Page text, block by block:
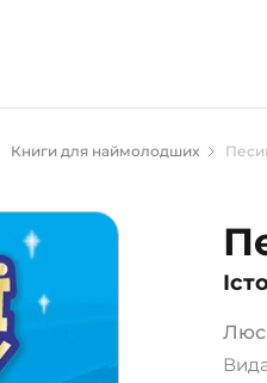
Художня література (1854)
Книги для підлітків (240)
Науково-популярна
Навчальна література та
(527)
Енциклопедії, довідники,
(55)
Книги для наймолодших